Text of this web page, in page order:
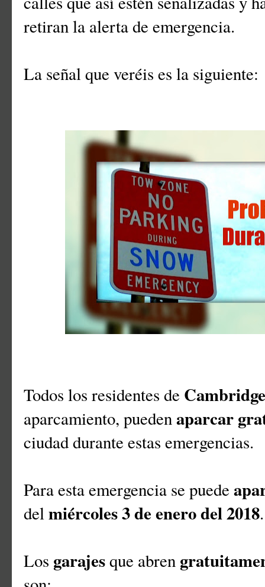
retiran la alerta de emergencia.
La señal que veréis es la siguiente:
Todos los residentes de Cambridge
aparcamiento, puedenaparcar
ciudad durante estas emergencias.
Para esta emergencia se puede
delmiércoles 3 de enero del 2018.
Los garajesque abren